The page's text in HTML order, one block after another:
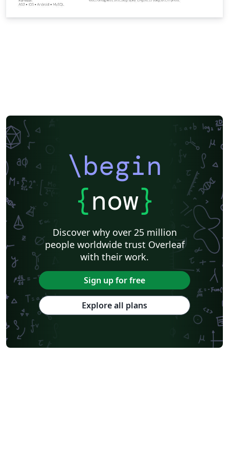
\begin
{now}
Discover why over 25 million
people worldwide trust Overleaf
with their work.
Sign up for free
Explore all plans